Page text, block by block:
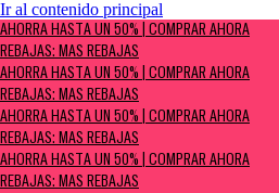
Ir al contenido principal
AHORRA HASTA UN 50% | Comprar
Rebajas: MÁS REBAJAS
AHORRA HASTA UN 50% | COMPRAR AHORA
REBAJAS: MÁS REBAJAS
AHORRA HASTA UN 50% | COMPRAR AHORA
REBAJAS: MÁS REBAJAS
AHORRA HASTA UN 50% | COMPRAR AHORA
REBAJAS: MÁS REBAJAS
AHORRA HASTA UN 50% | COMPRAR AHORA
REBAJAS: MÁS REBAJAS